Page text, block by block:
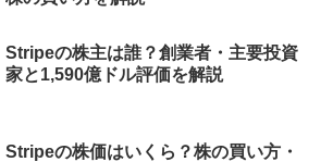
Stripeの株主は誰？創業者・主要投資
家と1,590億ドル評価を解説
Stripeの株価はいくら？株の買い方・